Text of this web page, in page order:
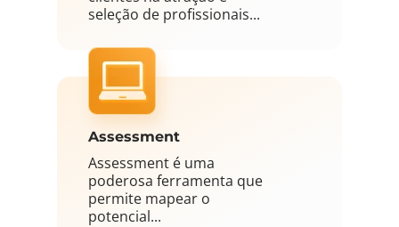
seleção de profissionais...
Assessment
Assessment é uma
poderosa ferramenta que
permite mapear o
potencial...